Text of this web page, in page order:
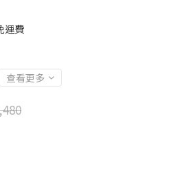
運費
查看更多